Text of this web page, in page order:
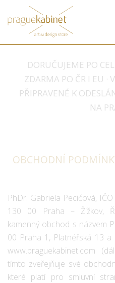
DORUČUJEME PO
ZDARMA PO ČR I EU ·
PŘIPRAVENÉ K
NA
OBCHODNÍ
PhDr. Gabriela Pecićová,
130 00 Praha – Žižkov,
kamenný obchod s názvem
00 Praha 1, Platnéřská 13
www.praguekabinet.com
tímto zveřejňuje své
které platí pro smluvní